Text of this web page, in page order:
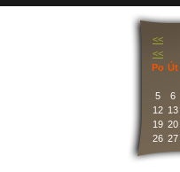
<<
<<
Po Út
5
6
12 13
19 20
26 27